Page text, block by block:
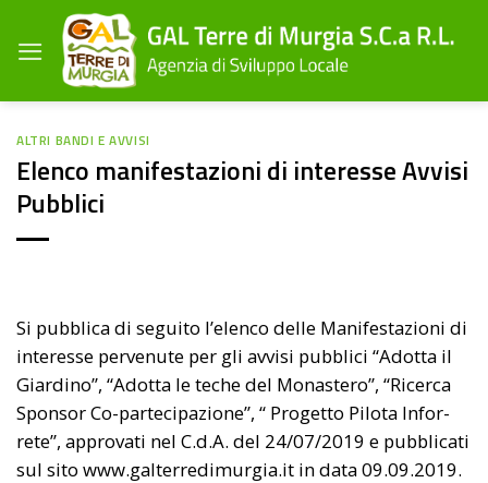
contenuti
ALTRI BANDI E AVVISI
Elenco manifestazioni di interesse Avvisi
Pubblici
Si pubblica di seguito l’elenco delle Manifestazioni di
interesse pervenute per gli avvisi pubblici “Adotta il
Giardino”, “Adotta le teche del Monastero”, “Ricerca
Sponsor Co-partecipazione”, “ Progetto Pilota Infor-
rete”, approvati nel C.d.A. del 24/07/2019 e pubblicati
sul sito www.galterredimurgia.it in data 09.09.2019.